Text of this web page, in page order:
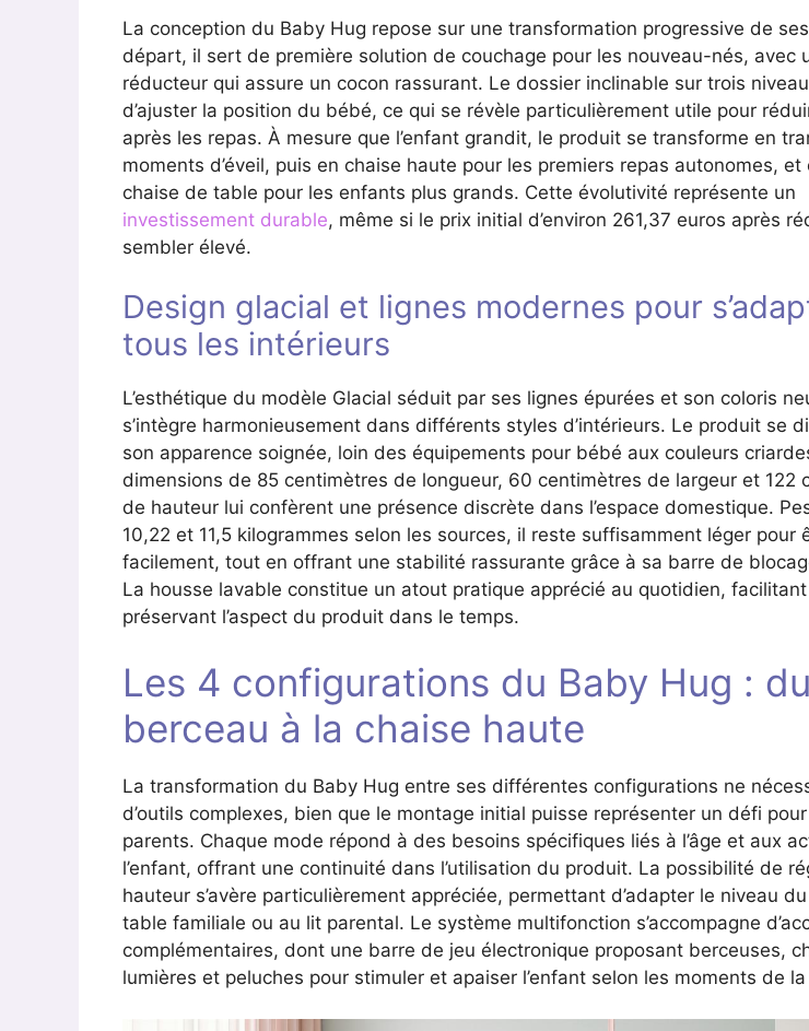
La conception du Baby Hug repose sur une transformation progressive de
départ, il sert de première solution de couchage pour les nouveau-nés, avec
réducteur qui assure un cocon rassurant. Le dossier inclinable sur trois
d’ajuster la position du bébé, ce qui se révèle particulièrement utile pour
après les repas. À mesure que l’enfant grandit, le produit se transforme en
moments d’éveil, puis en chaise haute pour les premiers repas autonomes, et
chaise de table pour les enfants plus grands. Cette évolutivité représente un
investissement durable, même si le prix initial d’environ 261,37 euros après
sembler élevé.
Design glacial et lignes modernes pour
tous les intérieurs
L’esthétique du modèle Glacial séduit par ses lignes épurées et son coloris
s’intègre harmonieusement dans différents styles d’intérieurs. Le produit se
son apparence soignée, loin des équipements pour bébé aux couleurs
dimensions de 85 centimètres de longueur, 60 centimètres de largeur et 122
de hauteur lui confèrent une présence discrète dans l’espace domestique.
10,22 et 11,5 kilogrammes selon les sources, il reste suffisamment léger pour
facilement, tout en offrant une stabilité rassurante grâce à sa barre de
La housse lavable constitue un atout pratique apprécié au quotidien, facilitant
préservant l’aspect du produit dans le temps.
Les 4 configurations du Baby Hug : du
berceau à la chaise haute
La transformation du Baby Hug entre ses différentes configurations ne
d’outils complexes, bien que le montage initial puisse représenter un défi
parents. Chaque mode répond à des besoins spécifiques liés à l’âge et aux
l’enfant, offrant une continuité dans l’utilisation du produit. La possibilité de
hauteur s’avère particulièrement appréciée, permettant d’adapter le niveau
table familiale ou au lit parental. Le système multifonction s’accompagne
complémentaires, dont une barre de jeu électronique proposant berceuses,
lumières et peluches pour stimuler et apaiser l’enfant selon les moments de